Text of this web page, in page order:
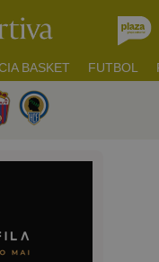
BASKET FUTBOL